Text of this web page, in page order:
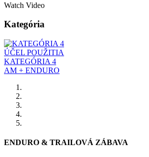
Watch Video
Kategória
ÚČEL POUŽITIA
KATEGÓRIA 4
AM + ENDURO
ENDURO & TRAILOVÁ ZÁBAVA